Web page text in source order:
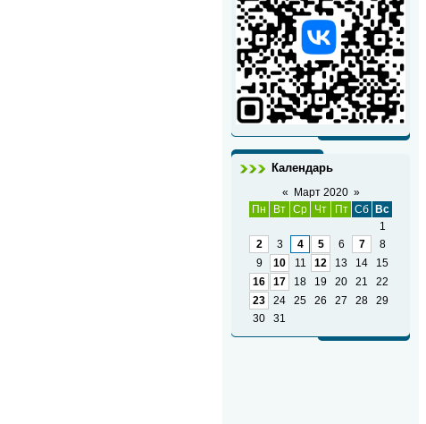
Календарь
« Март 2020 »
Пн
Вт Ср Чт Пт Сб
Вс
1
2
3 4 5 6 7
8
9
10 11 12 13 14
15
16
17 18 19 20 21
22
23
24 25 26 27 28
29
30
31